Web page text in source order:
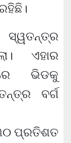
ସ୍ୱତନ୍ତ୍ର
ଏହାର
ଭିଡକୁ
ବର୍ଗ
ପ୍ରତିଶତ